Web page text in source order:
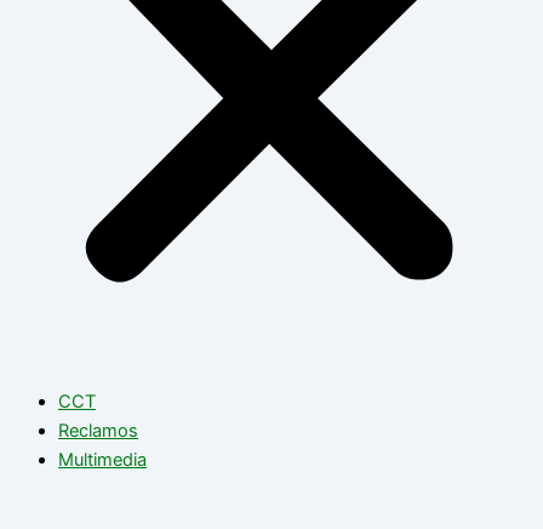
CCT
Reclamos
Multimedia